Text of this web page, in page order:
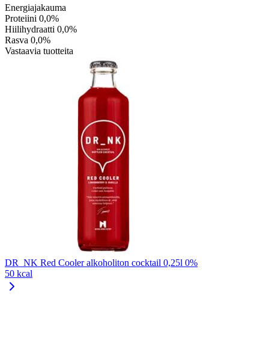
Energiajakauma
Proteiini 0,0%
Hiilihydraatti 0,0%
Rasva 0,0%
Vastaavia tuotteita
DR_NK Red Cooler alkoholiton cocktail 0,25l 0%
50 kcal